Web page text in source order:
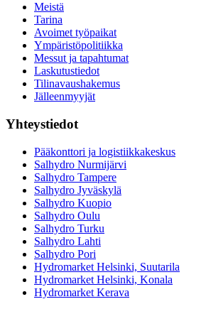
Meistä
Tarina
Avoimet työpaikat
Ympäristöpolitiikka
Messut ja tapahtumat
Laskutustiedot
Tilinavaushakemus
Jälleenmyyjät
Yhteystiedot
Pääkonttori ja logistiikkakeskus
Salhydro Nurmijärvi
Salhydro Tampere
Salhydro Jyväskylä
Salhydro Kuopio
Salhydro Oulu
Salhydro Turku
Salhydro Lahti
Salhydro Pori
Hydromarket Helsinki, Suutarila
Hydromarket Helsinki, Konala
Hydromarket Kerava